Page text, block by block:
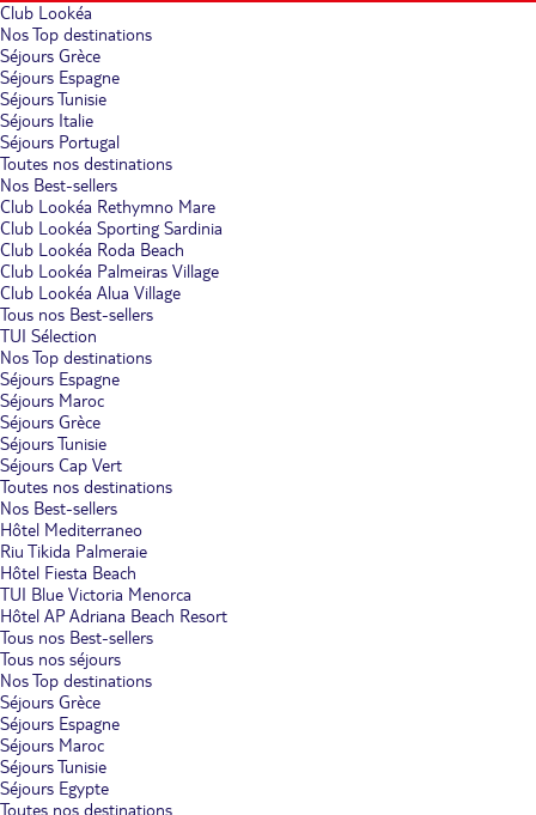
Club Lookéa
Nos Top destinations
Séjours Grèce
Séjours Espagne
Séjours Tunisie
Séjours Italie
Séjours Portugal
Toutes nos destinations
Nos Best-sellers
Club Lookéa Rethymno Mare
Club Lookéa Sporting Sardinia
Club Lookéa Roda Beach
Club Lookéa Palmeiras Village
Club Lookéa Alua Village
Tous nos Best-sellers
TUI Sélection
Nos Top destinations
Séjours Espagne
Séjours Maroc
Séjours Grèce
Séjours Tunisie
Séjours Cap Vert
Toutes nos destinations
Nos Best-sellers
Hôtel Mediterraneo
Riu Tikida Palmeraie
Hôtel Fiesta Beach
TUI Blue Victoria Menorca
Hôtel AP Adriana Beach Resort
Tous nos Best-sellers
Tous nos séjours
Nos Top destinations
Séjours Grèce
Séjours Espagne
Séjours Maroc
Séjours Tunisie
Séjours Egypte
Toutes nos destinations